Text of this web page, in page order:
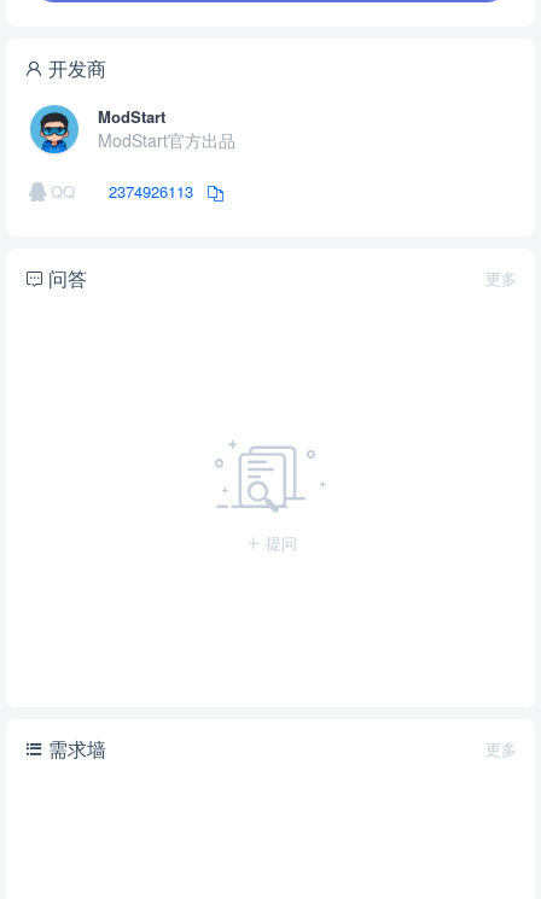
开发商
ModStart
ModStart官方出品
QQ 2374926113
更多
问答
提问
更多
需求墙